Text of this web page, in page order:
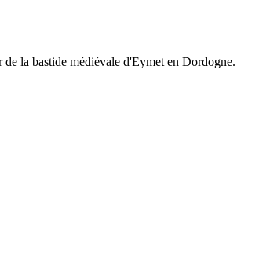
la bastide médiévale d'Eymet en Dordogne.